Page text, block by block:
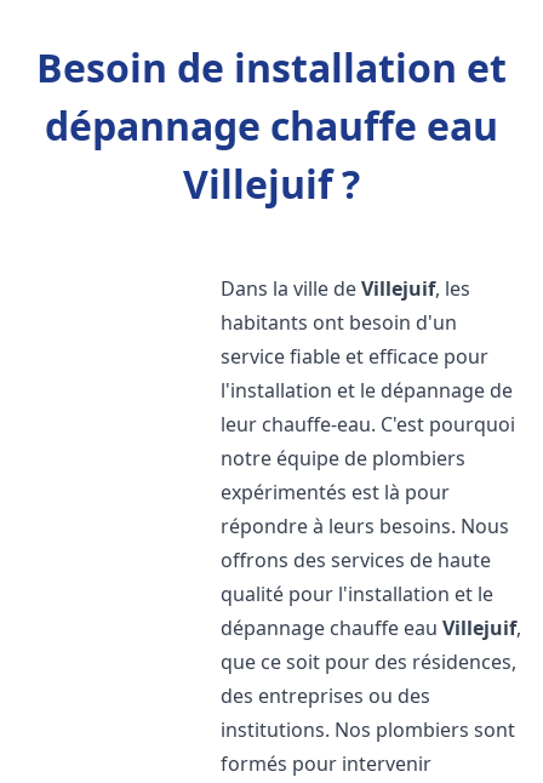
Besoin de installation et
dépannage chauffe eau
Villejuif ?
Dans la ville deVillejuif, les
habitants ont besoin d'un
service fiable et efficace pour
l'installation et le dépannage de
leur chauffe-eau. C'est pourquoi
notre équipe de plombiers
expérimentés est là pour
répondre à leurs besoins. Nous
offrons des services de haute
qualité pour l'installation et le
dépannage chauffe eauVillejuif,
que ce soit pour des résidences,
des entreprises ou des
institutions. Nos plombiers sont
formés pour intervenir